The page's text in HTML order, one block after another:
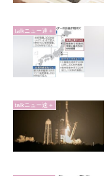
talkニュー速＋
talkニュー速＋